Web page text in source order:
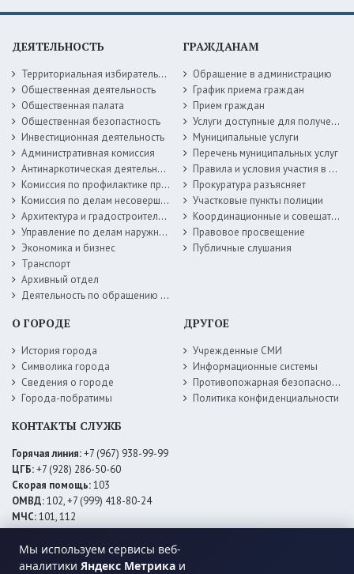
Мы используем сервисы веб-
аналитики Яндекс Метрика и
ДЕЯТЕЛЬНОСТЬ
Территориальная избирательная комиссия
Общественная деятельность
Общественная палата
Общественная безопастность
Инвестиционная деятельность
Административная комиссия
Антинаркотическая деятельность
Комиссия по профилактике правонарушений
Комиссия по делам несовершеннолетних
Архитектура и градостроительство
Управление по делам наружной рекламы
Экономика и бизнес
Транспорт
Архивный отдел
Деятельность по обращению с животными без владельцев
ГРАЖДАНАМ
Обращение в администрацию
График приема граждан
Прием граждан
Услуги доступные для получения в электронной форме
Муниципальные услуги
Перечень муниципальных услуг
Правила и условия участия в жилищных программах
Прокуратура разъясняет
Участковые пункты полиции
Координационные и совещательные органы
Правовое просвещение
Публичные слушания
О ГОРОДЕ
История города
Символика города
Сведения о городе
Города-побратимы
ДРУГОЕ
Учрежденные СМИ
Информационные системы
Противопожарная безопасность
Политика конфиденциальности
КОНТАКТЫ СЛУЖБ
Горячая линия:+7 (967) 938-99-99
ЦГБ:+7 (928) 286-50-60
Скорая помощь:103
ОМВД:102, +7 (999) 418-80-24
МЧС:101, 112
ЕДДС:+7 (928) 576-09-83
Электросети:+7 (800) 220-02-20
Даггаз:+7 (928) 980-64-04